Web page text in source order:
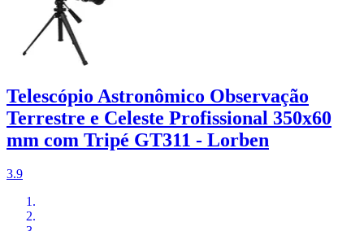
Telescópio Astronômico Observação
Terrestre e Celeste Profissional 350x60
mm com Tripé GT311 - Lorben
3.9